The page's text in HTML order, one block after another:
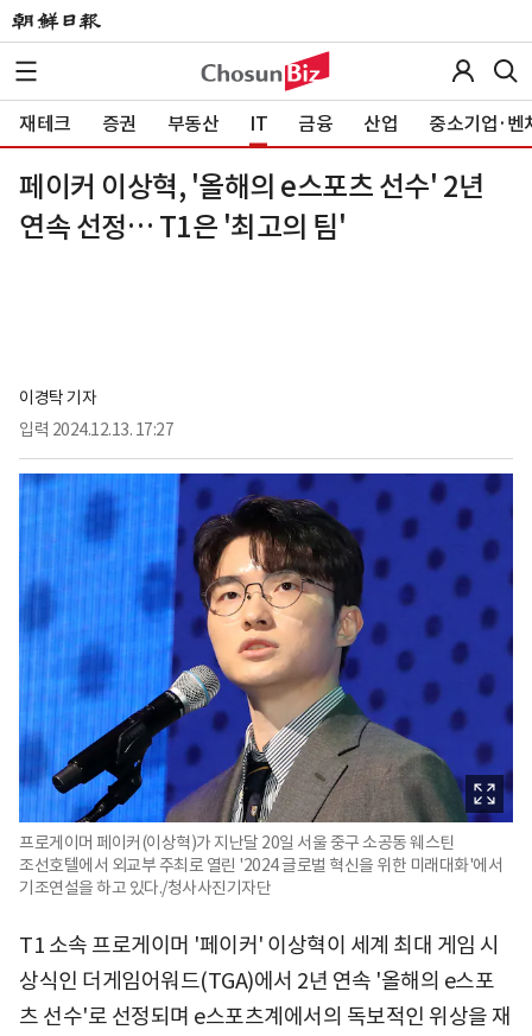
재테크 증권 부동산 IT 금융 산업 중소기업·벤
페이커 이상혁, '올해의 e스포츠 선수' 2년
연속 선정… T1은 '최고의 팀'
이경탁 기자
입력 2024.12.13. 17:27
프로게이머 페이커(이상혁)가 지난달 20일 서울 중구 소공동 웨스틴
조선호텔에서 외교부 주최로 열린 '2024 글로벌 혁신을 위한 미래대화'에서
기조연설을 하고 있다./청사사진기자단
T1 소속 프로게이머 '페이커' 이상혁이 세계 최대 게임 시
상식인 더게임어워드(TGA)에서 2년 연속 '올해의 e스포
츠 선수'로 선정되며 e스포츠계에서의 독보적인 위상을 재